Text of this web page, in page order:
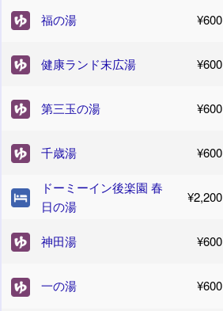
福の湯 ¥600
健康ランド末広湯 ¥600
第三玉の湯 ¥600
千歳湯 ¥600
ドーミーイン後楽園 春
日の湯
¥2,200
神田湯 ¥600
一の湯 ¥600